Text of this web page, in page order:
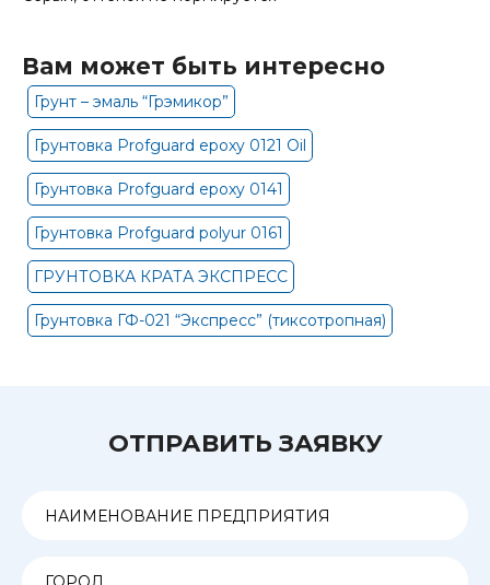
Вам может быть интересно
Грунт – эмаль “Грэмикор”
Грунтовка Profguard epoxy 0121 Oil
Грунтовка Profguard epoxy 0141
Грунтовка Profguard polyur 0161
ГРУНТОВКА КРАТА ЭКСПРЕСС
Грунтовка ГФ-021 “Экспресс” (тиксотропная)
ОТПРАВИТЬ ЗАЯВКУ